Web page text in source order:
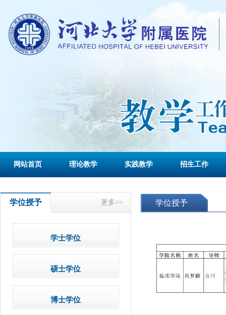
网站首页 理论教学 实践教学 招生工作
学位授予 更多>>
学士学位
硕士学位
博士学位
学位授予